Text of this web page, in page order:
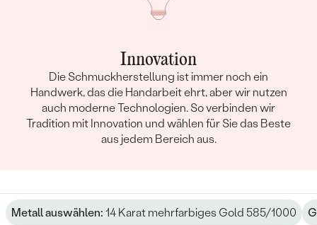
Innovation
Die Schmuckherstellung ist immer noch ein
Handwerk, das die Handarbeit ehrt, aber wir nutzen
auch moderne Technologien. So verbinden wir
Tradition mit Innovation und wählen für Sie das Beste
aus jedem Bereich aus.
Metall auswählen: 14 Karat mehrfarbiges Gold 585/1000